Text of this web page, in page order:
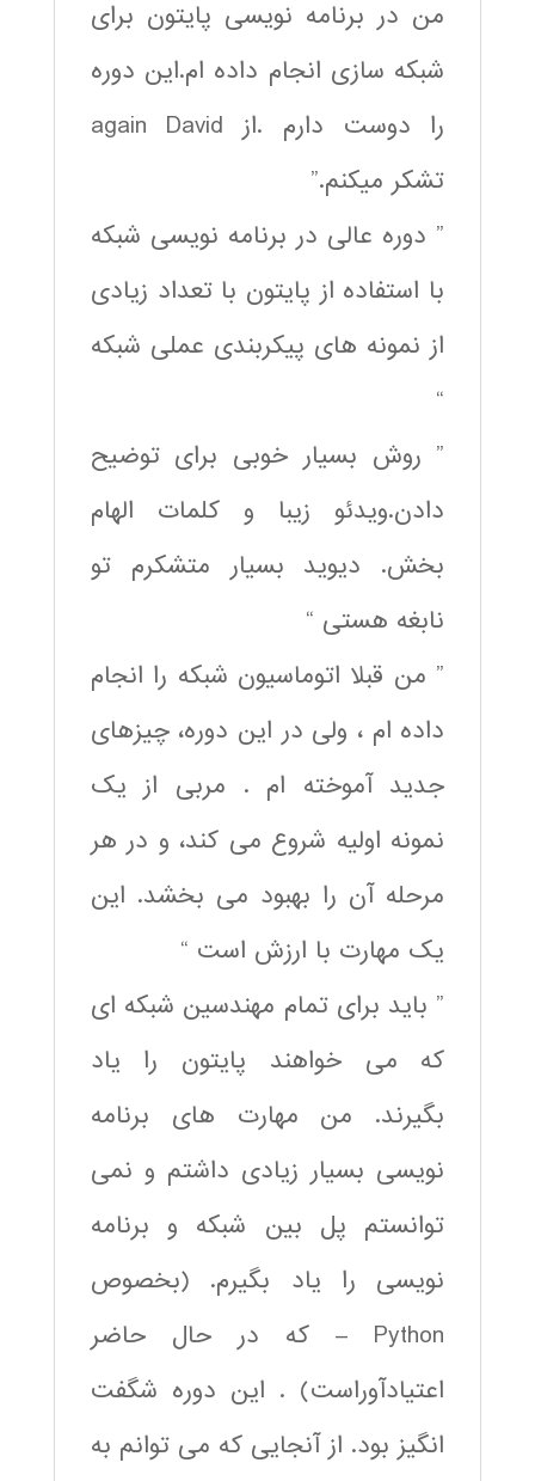
من در برنامه نویسی پایتون برای
شبکه سازی انجام داده ام.این دوره
را دوست دارم .از again David
تشکر میکنم.”
” دوره عالی در برنامه نویسی شبکه
با استفاده از پایتون با تعداد زیادی
از نمونه های پیکربندی عملی شبکه
“
” روش بسیار خوبی برای توضیح
دادن.ویدئو زیبا و کلمات الهام
بخش. دیوید بسیار متشکرم تو
نابغه هستی “
” من قبلا اتوماسیون شبکه را انجام
داده ام ، ولی در این دوره، چیزهای
جدید آموخته ام . مربی از یک
نمونه اولیه شروع می کند، و در هر
مرحله آن را بهبود می بخشد. این
یک مهارت با ارزش است “
” باید برای تمام مهندسین شبکه ای
که می خواهند پایتون را یاد
بگیرند. من مهارت های برنامه
نویسی بسیار زیادی داشتم و نمی
توانستم پل بین شبکه و برنامه
نویسی را یاد بگیرم. (بخصوص
Python – که در حال حاضر
اعتیادآوراست) . این دوره شگفت
انگیز بود. از آنجایی که می توانم به